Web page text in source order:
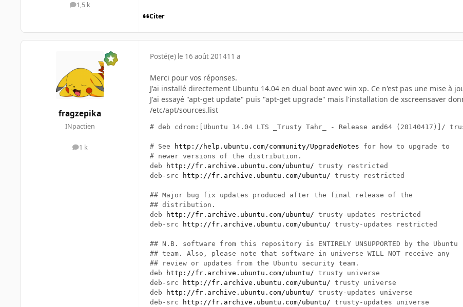
1,5 k
messages
Citer
fragzepika
INpactien
1 k
messages
Posté(e) le 16 août 201411 a
Merci pour vos réponses.
J'ai installé directement Ubuntu 14.04 en dual boot avec win xp. Ce n'est pas une mise à
J'ai essayé "apt-get update" puis "apt-get upgrade" mais l'installation de xscreensaver
/etc/apt/sources.list
# deb cdrom:[Ubuntu 14.04 LTS _Trusty Tahr_ - Release amd64 (20140417)]/
# See http://help.ubuntu.com/community/UpgradeNotes for how to upgrade to
# newer versions of the distribution.
deb
http://fr.archive.ubuntu.com/ubuntu/ trusty restricted
deb-src
http://fr.archive.ubuntu.com/ubuntu/ trusty restricted
## Major bug fix updates produced after the final release of the
## distribution.
deb
http://fr.archive.ubuntu.com/ubuntu/ trusty-updates restricted
deb-src
http://fr.archive.ubuntu.com/ubuntu/ trusty-updates restricted
## N.B. software from this repository is ENTIRELY UNSUPPORTED by the Ubuntu
## team. Also, please note that software in universe WILL NOT receive any
## review or updates from the Ubuntu security team.
deb
http://fr.archive.ubuntu.com/ubuntu/ trusty universe
deb-src
http://fr.archive.ubuntu.com/ubuntu/ trusty universe
deb
http://fr.archive.ubuntu.com/ubuntu/ trusty-updates universe
deb-src
http://fr.archive.ubuntu.com/ubuntu/ trusty-updates universe